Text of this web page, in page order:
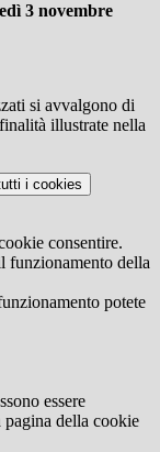
3 novembre
si avvalgono di
illustrate nella
i cookies
consentire.
funzionamento della
potete
essere
della cookie